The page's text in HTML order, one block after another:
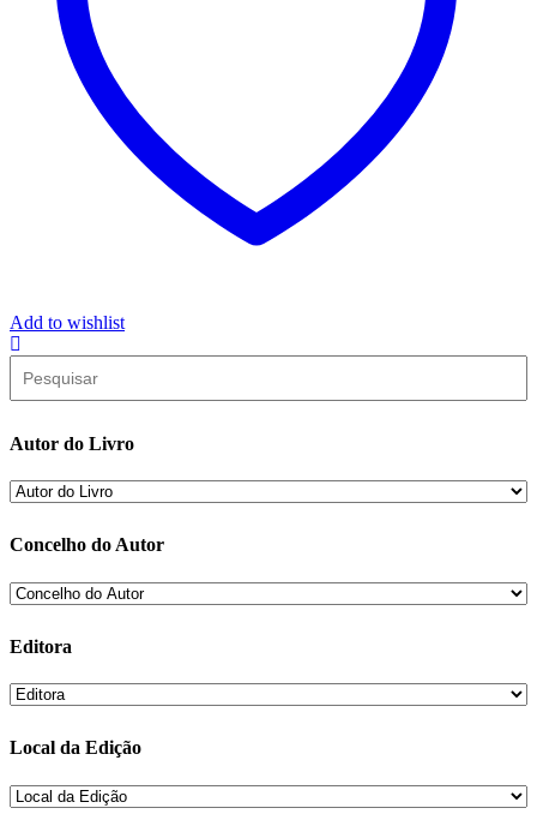
Add to wishlist
Autor do Livro
Concelho do Autor
Editora
Local da Edição